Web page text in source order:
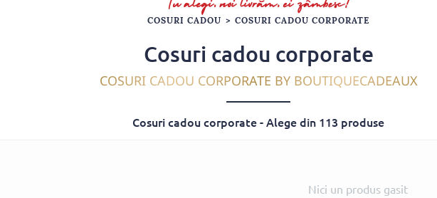
COSURI CADOU > COSURI CADOU CORPORATE
Cosuri cadou corporate
COSURI CADOU CORPORATE BY BOUTIQUECADEAUX
Cosuri cadou corporate - Alege din 113 produse
Nici un produs gasit